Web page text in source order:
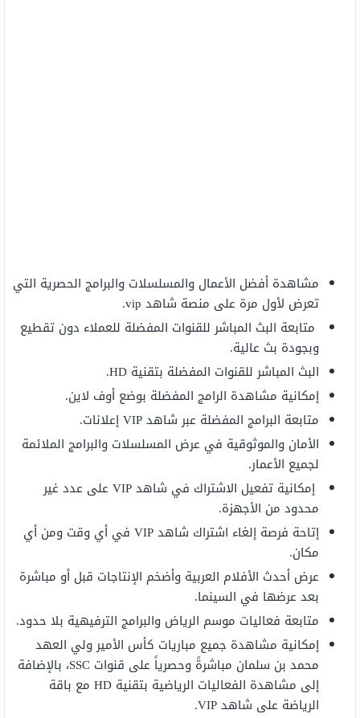
مشاهدة أفضل الأعمال والمسلسلات والبرامج الحصرية التي
تعرض لأول مرة على منصة شاهد vip.
متابعة البث المباشر للقنوات المفضلة للعملاء دون تقطيع
وبجودة بث عالية.
البث المباشر للقنوات المفضلة بتقنية HD.
إمكانية مشاهدة الرامج المفضلة بوضع أوف لاين.
متابعة البرامج المفضلة عبر شاهد VIP إعلانات.
الأمان والموثوقية في عرض المسلسلات والبرامج الملائمة
لجميع الأعمار.
إمكانية تفعيل الاشتراك في شاهد VIP على عدد غير
محدود من الأجهزة.
إتاحة فرصة إلغاء اشتراك شاهد VIP في أي وقت ومن أي
مكان.
عرض أحدث الأفلام العربية وأضخم الإنتاجات قبل أو مباشرة
بعد عرضها في السينما​.
متابعة فعاليات موسم الرياض والبرامج الترفيهية بلا حدود.
إمكانية مشاهدة جميع مباريات كأس الأمير ولي العهد
محمد بن سلمان مباشرةً وحصرياً على قنوات SSC، بالإضافة
إلى مشاهدة الفعاليات الرياضية بتقنية HD مع باقة
الرياضة على شاهد VIP.